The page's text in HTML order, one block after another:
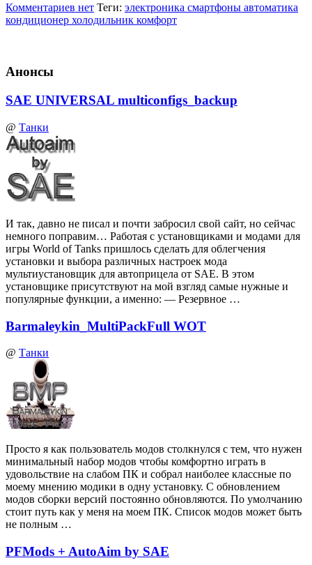
Комментариев нет Теги: электроника смартфоны автоматика
кондиционер холодильник комфорт
Анонсы
SAE UNIVERSAL multiconfigs_backup
@ Танки
И так, давно не писал и почти забросил свой сайт, но сейчас
немного поправим… Работая с установщиками и модами для
игры World of Tanks пришлось сделать для облегчения
установки и выбора различных настроек мода
мультиустановщик для автоприцела от SAE. В этом
установщике присутствуют на мой взгляд самые нужные и
популярные функции, а именно: — Резервное …
Barmaleykin_MultiPackFull WOT
@ Танки
Просто я как пользователь модов столкнулся с тем, что нужен
минимальный набор модов чтобы комфортно играть в
удовольствие на слабом ПК и собрал наиболее классные по
моему мнению модики в одну установку. С обновлением
модов сборки версий постоянно обновляются. По умолчанию
стоит путь как у меня на моем ПК. Список модов может быть
не полным …
PFMods + AutoAim by SAE